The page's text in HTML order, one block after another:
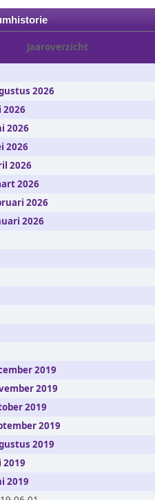
Jaaroverzicht
2026
2026
2026
2026
2026
2026
2026
2026
2019
2019
2019
2019
2019
2019
2019